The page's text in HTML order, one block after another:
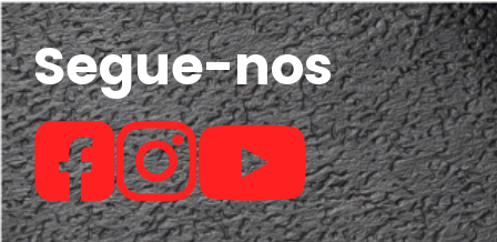
Segue-nos